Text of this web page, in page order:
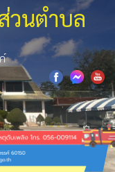
วนตำบล